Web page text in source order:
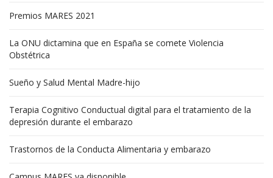
Premios MARES 2021
La ONU dictamina que en España se comete Violencia
Obstétrica
Sueño y Salud Mental Madre-hijo
Terapia Cognitivo Conductual digital para el tratamiento de la
depresión durante el embarazo
Trastornos de la Conducta Alimentaria y embarazo